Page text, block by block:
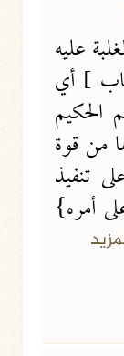
عليه
] أي
الحكيم
من قوة
تنفيذ
أمره}